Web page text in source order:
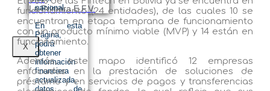
La Primera E.F.V.
X
nacional.
En esta
Página,
podrá
obtener
información
financiera
actualizada,
datos de
funcionamiento (24 entidades), de las cuales 10 se
encuentran en etapa temprana de funcionamiento
con un producto mínimo viable (MVP) y 14 están en
funcionamiento.
Además, este mapo identificó 12 empresas
enfocadas en la prestación de soluciones de
préstamo y en servicios de pagos y transferencias